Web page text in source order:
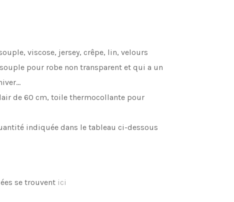
viscose, jersey, crêpe, lin, velours
pour robe non transparent et qui a un
de 60 cm, toile thermocollante pour
indiquée dans le tableau ci-dessous
se trouvent ici